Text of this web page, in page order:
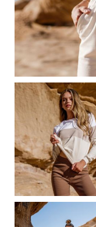
ebutikpl
Сер 23